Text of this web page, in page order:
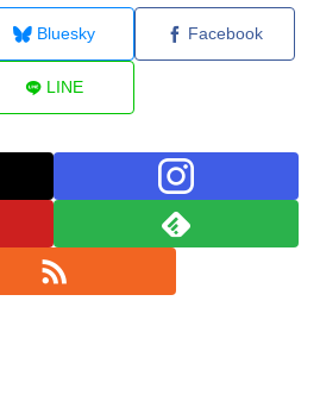
Bluesky Facebook
LINE